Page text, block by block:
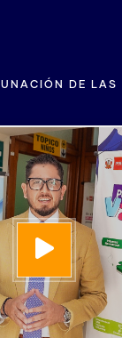
DE LAS